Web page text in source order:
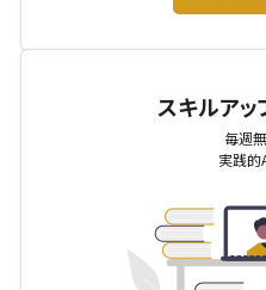
スキルアッ
毎週
実践的